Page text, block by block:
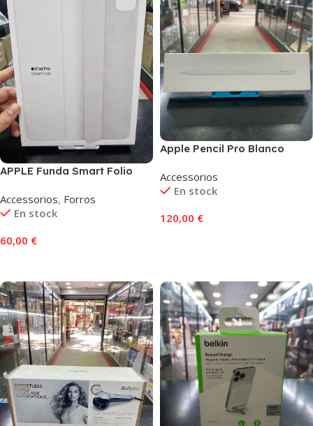
APPLE Funda Smart Folio
Accessorios, Forros
En stock
60,00 €
Apple Pencil Pro Blanco
Accessorios
En stock
120,00 €